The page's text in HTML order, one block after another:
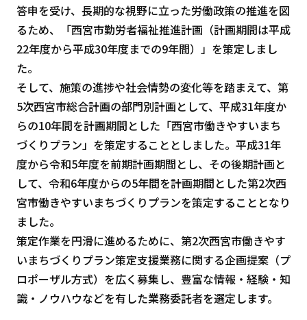
答申を受け、長期的な視野に立った労働政策の推進を図
るため、「西宮市勤労者福祉推進計画（計画期間は平成
22年度から平成30年度までの9年間）」を策定しまし
た。
そして、施策の進捗や社会情勢の変化等を踏まえて、第
5次西宮市総合計画の部門別計画として、平成31年度か
らの10年間を計画期間とした「西宮市働きやすいまち
づくりプラン」を策定することとしました。平成31年
度から令和5年度を前期計画期間とし、その後期計画と
して、令和6年度からの5年間を計画期間とした第2次西
宮市働きやすいまちづくりプランを策定することとなり
ました。
策定作業を円滑に進めるために、第2次西宮市働きやす
いまちづくりプラン策定支援業務に関する企画提案（プ
ロポーザル方式）を広く募集し、豊富な情報・経験・知
識・ノウハウなどを有した業務委託者を選定します。